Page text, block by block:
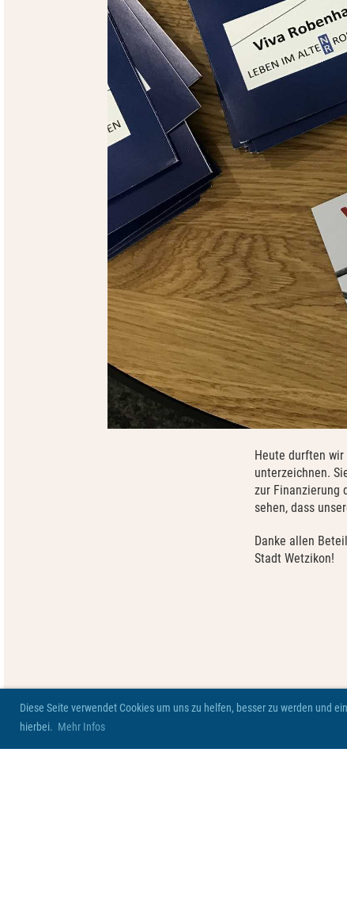
Diese Seite verwendet Cookies um uns zu helfen, besser zu werden und
hierbei. Mehr Infos
Heute durften
unterzeichnen.
zur Finanzierung
sehen, dass
Danke allen
Stadt Wetzikon!